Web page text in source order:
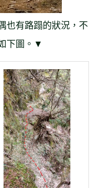
也有路蹋的狀況，不
下圖。▼